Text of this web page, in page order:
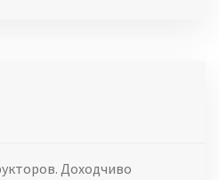
Доходчиво